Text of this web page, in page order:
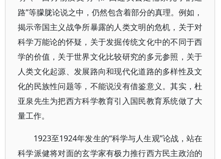
路”等朦胧论说之中，仍然包含着部分的真理。例如，
揭示帝国主义战争所暴露的人类文明的危机，关于对
科学万能论的怀疑，关于发掘传统文化中的不同于西
学的价值，关于世界文化比较研究的多元参照，关于
人类文化起源、发展路向和现代化道路的多样性及文
化的民族性问题等，不能说没有借鉴意义。其实，杜
亚泉先生为把西方科学教育引入国民教育系统做了大
量工作。
1923至1924年发生的“科学与人生观”论战，站在
科学派健将对面的玄学家有极力推行西方民主政治的